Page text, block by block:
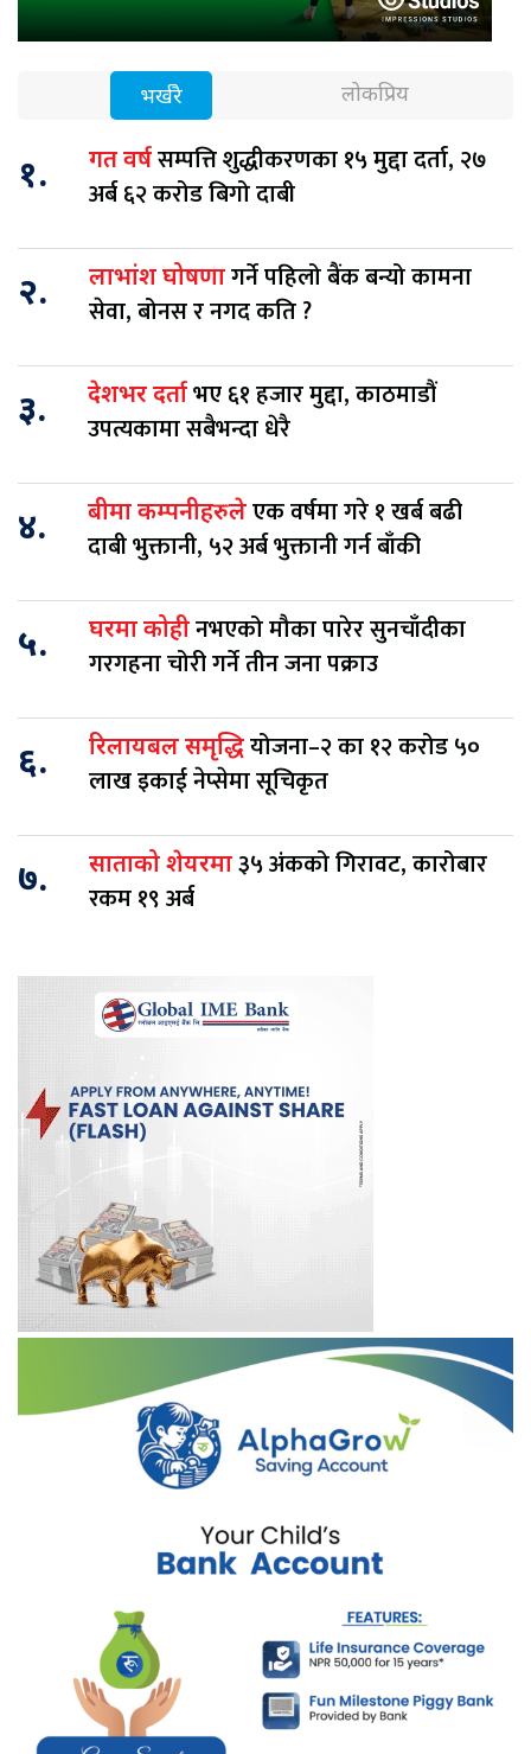
भर्खरै लोकप्रिय
१. गत वर्षसम्पत्ति शुद्धीकरणका १५ मुद्दा दर्ता, २७
अर्ब ६२ करोड बिगो दाबी
२. लाभांश घोषणागर्ने पहिलो बैंक बन्यो कामना
सेवा, बोनस र नगद कति ?
३. देशभर दर्ताभए ६१ हजार मुद्दा, काठमाडौं
उपत्यकामा सबैभन्दा धेरै
४. बीमा कम्पनीहरुलेएक वर्षमा गरे १ खर्ब बढी
दाबी भुक्तानी, ५२ अर्ब भुक्तानी गर्न बाँकी
५. घरमा कोहीनभएको मौका पारेर सुनचाँदीका
गरगहना चोरी गर्ने तीन जना पक्राउ
६. रिलायबल समृद्धियोजना–२ का १२ करोड ५०
लाख इकाई नेप्सेमा सूचिकृत
७. साताको शेयरमा३५ अंकको गिरावट, कारोबार
रकम १९ अर्ब